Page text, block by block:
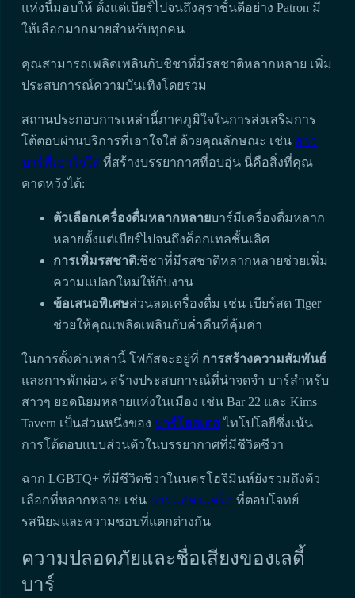
แห่งนี้มอบให้ ตั้งแต่เบียร์ไปจนถึงสุราชั้นดีอย่าง Patron มี
ให้เลือกมากมายสำหรับทุกคน
คุณสามารถเพลิดเพลินกับชิชาที่มีรสชาติหลากหลาย เพิ่ม
ประสบการณ์ความบันเทิงโดยรวม
สถานประกอบการเหล่านี้ภาคภูมิใจในการส่งเสริมการ
โต้ตอบผ่านบริการที่เอาใจใส่ ด้วยคุณลักษณะ เช่น สาว
บาร์ที่เอาใจใส่ ที่สร้างบรรยากาศที่อบอุ่น นี่คือสิ่งที่คุณ
คาดหวังได้:
ตัวเลือกเครื่องดื่มหลากหลายบาร์มีเครื่องดื่มหลาก
หลายตั้งแต่เบียร์ไปจนถึงค็อกเทลชั้นเลิศ
การเพิ่มรสชาติ:ชิชาที่มีรสชาติหลากหลายช่วยเพิ่ม
ความแปลกใหม่ให้กับงาน
ข้อเสนอพิเศษส่วนลดเครื่องดื่ม เช่น เบียร์สด Tiger
ช่วยให้คุณเพลิดเพลินกับค่ำคืนที่คุ้มค่า
ในการตั้งค่าเหล่านี้ โฟกัสจะอยู่ที่ การสร้างความสัมพันธ์
และการพักผ่อน สร้างประสบการณ์ที่น่าจดจำ บาร์สำหรับ
สาวๆ ยอดนิยมหลายแห่งในเมือง เช่น Bar 22 และ Kims
Tavern เป็นส่วนหนึ่งของบาร์โฮสเตสไทโปโลยีซึ่งเน้น
การโต้ตอบแบบส่วนตัวในบรรยากาศที่มีชีวิตชีวา
ฉาก LGBTQ+ ที่มีชีวิตชีวาในนครโฮจิมินห์ยังรวมถึงตัว
เลือกที่หลากหลาย เช่น การแสดงแดร็ก ที่ตอบโจทย์
รสนิยมและความชอบที่แตกต่างกัน
ความปลอดภัยและชื่อเสียงของเลดี้
บาร์